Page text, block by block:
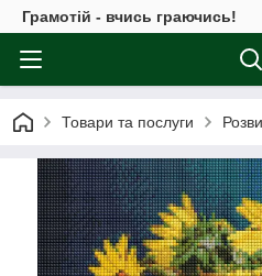
Грамотій - вчись граючись!
Товари та послуги